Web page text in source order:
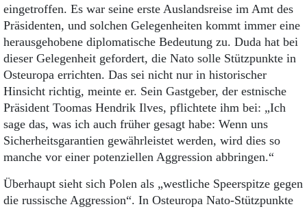
eingetroffen. Es war seine erste Auslandsreise im Amt des
Präsidenten, und solchen Gelegenheiten kommt immer eine
herausgehobene diplomatische Bedeutung zu. Duda hat bei
dieser Gelegenheit gefordert, die Nato solle Stützpunkte in
Osteuropa errichten. Das sei nicht nur in historischer
Hinsicht richtig, meinte er. Sein Gastgeber, der estnische
Präsident Toomas Hendrik Ilves, pflichtete ihm bei: „Ich
sage das, was ich auch früher gesagt habe: Wenn uns
Sicherheitsgarantien gewährleistet werden, wird dies so
manche vor einer potenziellen Aggression abbringen.“
Überhaupt sieht sich Polen als „westliche Speerspitze gegen
die russische Aggression“. In Osteuropa Nato-Stützpunkte